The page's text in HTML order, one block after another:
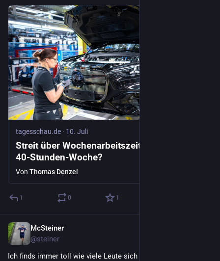
tagesschau.de · 10. Juli
Streit über Wochenarbeitszeit: Zurück zur
40-Stunden-Woche?
Von Thomas Denzel
1 0 1
McSteiner
@steiner
Ich finds immer toll wie viele Leute sich für eine Petition